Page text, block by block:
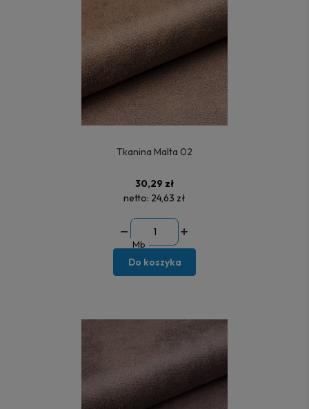
Tkanina Malta 02
30,29 zł
netto: 24,63 zł
Mb
Do koszyka